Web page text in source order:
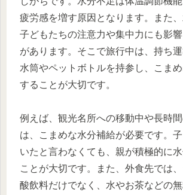
疲労感を増す原因となります。また
子どもたちの注意力や集中力にも影
があります。そこで旅行中は、持ち
水筒やペットボトルを持参し、こま
することが大切です。
例えば、観光名所への移動中や長時
は、こまめな水分補給が必要です。
いたと言わなくても、親が積極的に
ことが大切です。また、外食先では
酸飲料だけでなく、水やお茶などの